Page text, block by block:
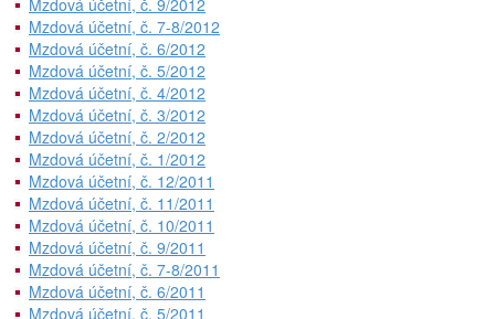
Mzdová účetní, č. 9/2012
Mzdová účetní, č. 7-8/2012
Mzdová účetní, č. 6/2012
Mzdová účetní, č. 5/2012
Mzdová účetní, č. 4/2012
Mzdová účetní, č. 3/2012
Mzdová účetní, č. 2/2012
Mzdová účetní, č. 1/2012
Mzdová účetní, č. 12/2011
Mzdová účetní, č. 11/2011
Mzdová účetní, č. 10/2011
Mzdová účetní, č. 9/2011
Mzdová účetní, č. 7-8/2011
Mzdová účetní, č. 6/2011
Mzdová účetní, č. 5/2011